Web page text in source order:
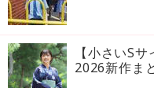
【小さいS
2026新作ま